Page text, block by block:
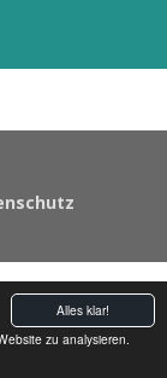
Alles klar!
zu analysieren.